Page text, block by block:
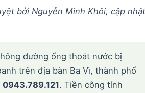
bởi Nguyễn Minh Khôi, cập nhật
đường ống thoát nước bị
trên địa bàn Ba Vì, thành phố
0943.789.121. Tiền công tính